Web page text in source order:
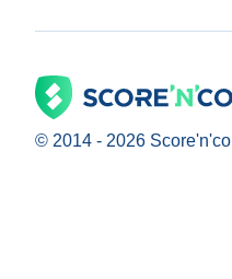
© 2014 - 2026 Score'n'co